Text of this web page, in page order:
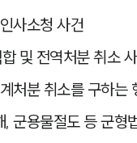
사소청 사건
및 전역처분 취소
처분 취소를 구하는
군용물절도 등 군형